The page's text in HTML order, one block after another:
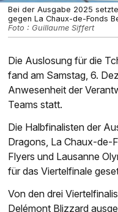
Bei der Ausgabe 2025
gegen La Chaux-de-Fonds
Foto : Guillaume Siffert
Die Auslosung für die
fand am Samstag, 6.
Anwesenheit der
Teams statt.
Die Halbfinalisten der
Dragons, La Chaux-de-
Flyers und Lausanne
für das Viertelfinale
Von den drei
Delémont Blizzard